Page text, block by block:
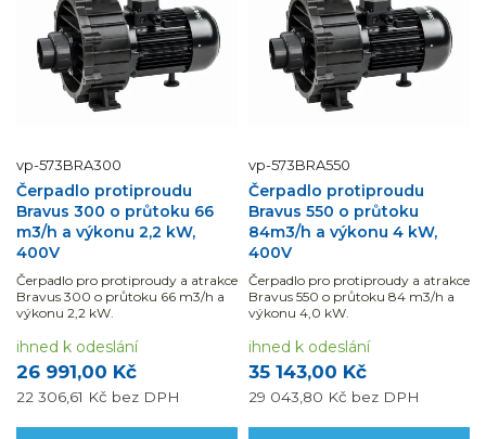
vp-573BRA300
Čerpadlo protiproudu
Bravus 300 o průtoku 66
m3/h a výkonu 2,2 kW,
400V
Čerpadlo pro protiproudy a atrakce
Bravus 300 o průtoku 66 m3/h a
výkonu 2,2 kW.
26 991,00 Kč
22 306,61 Kč bez DPH
ihned k odeslání
vp-573BRA550
Čerpadlo protiproudu
Bravus 550 o průtoku
84m3/h a výkonu 4 kW,
400V
Čerpadlo pro protiproudy a atrakce
Bravus 550 o průtoku 84 m3/h a
výkonu 4,0 kW.
35 143,00 Kč
29 043,80 Kč bez DPH
ihned k odeslání